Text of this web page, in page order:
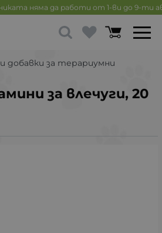
няма да работи от 1-ви до 9-ти
добавки за терариумни
за влечуги, 20